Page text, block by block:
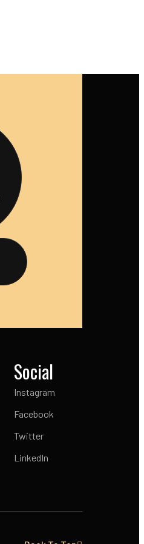
Social
Instagram
Facebook
Twitter
LinkedIn